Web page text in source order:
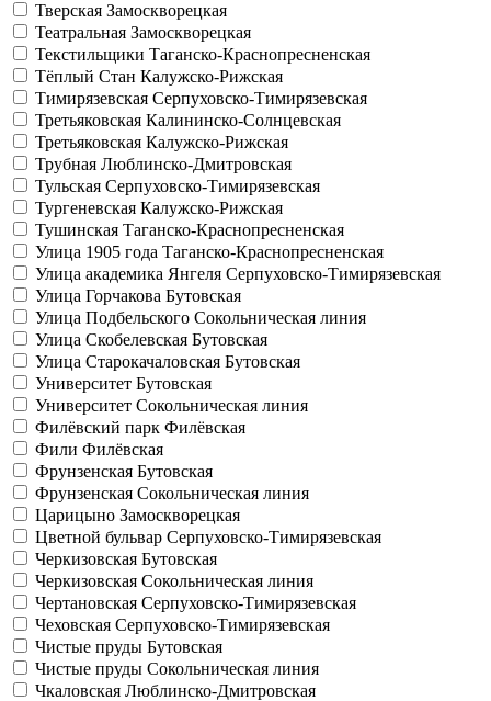
Тверская Замоскворецкая
Театральная Замоскворецкая
Текстильщики Таганско-Краснопресненская
Тёплый Стан Калужско-Рижская
Тимирязевская Серпуховско-Тимирязевская
Третьяковская Калининско-Солнцевская
Третьяковская Калужско-Рижская
Трубная Люблинско-Дмитровская
Тульская Серпуховско-Тимирязевская
Тургеневская Калужско-Рижская
Тушинская Таганско-Краснопресненская
Улица 1905 года Таганско-Краснопресненская
Улица академика Янгеля Серпуховско-Тимирязевская
Улица Горчакова Бутовская
Улица Подбельского Сокольническая линия
Улица Скобелевская Бутовская
Улица Старокачаловская Бутовская
Университет Бутовская
Университет Сокольническая линия
Филёвский парк Филёвская
Фили Филёвская
Фрунзенская Бутовская
Фрунзенская Сокольническая линия
Царицыно Замоскворецкая
Цветной бульвар Серпуховско-Тимирязевская
Черкизовская Бутовская
Черкизовская Сокольническая линия
Чертановская Серпуховско-Тимирязевская
Чеховская Серпуховско-Тимирязевская
Чистые пруды Бутовская
Чистые пруды Сокольническая линия
Чкаловская Люблинско-Дмитровская